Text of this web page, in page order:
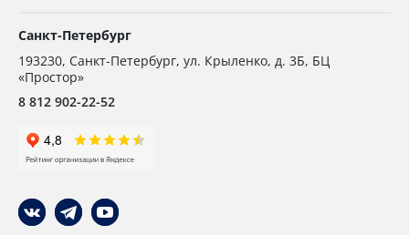
Санкт-Петербург
193230, Санкт-Петербург, ул. Крыленко, д. 3Б, БЦ
«Простор»
8 812 902-22-52